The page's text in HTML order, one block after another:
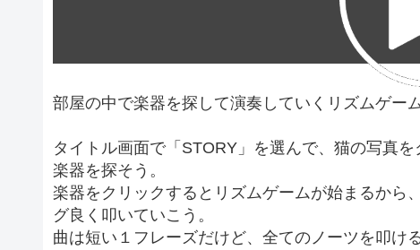
部屋の中で楽器を探して演奏していくリズムゲーム
タイトル画面で「STORY」を選んで、猫の写真
楽器を探そう。
楽器をクリックするとリズムゲームが始まるから
グ良く叩いていこう。
曲は短い１フレーズだけど、全てのノーツを叩け